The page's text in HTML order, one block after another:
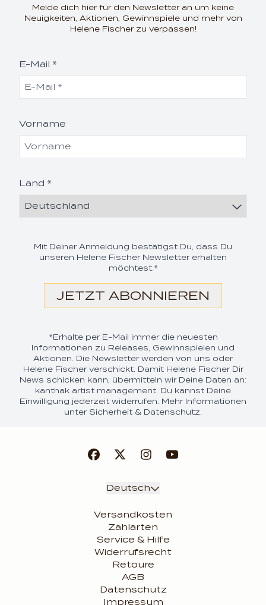
Melde dich hier für den Newsletter an um keine
Neuigkeiten, Aktionen, Gewinnspiele und mehr von
Helene Fischer zu verpassen!
E-Mail *
Vorname
Land *
Mit Deiner Anmeldung bestätigst Du, dass Du
unseren Helene Fischer Newsletter erhalten
möchtest.*
JETZT ABONNIEREN
*Erhalte per E-Mail immer die neuesten
Informationen zu Releases, Gewinnspielen und
Aktionen. Die Newsletter werden von uns oder
Helene Fischer verschickt. Damit Helene Fischer Dir
News schicken kann, übermitteln wir Deine Daten an:
kanthak artist management. Du kannst Deine
Einwilligung jederzeit widerrufen. Mehr Informationen
unter Sicherheit & Datenschutz.
Deutsch
Versandkosten
Zahlarten
Service & Hilfe
Widerrufsrecht
Retoure
AGB
Datenschutz
Impressum